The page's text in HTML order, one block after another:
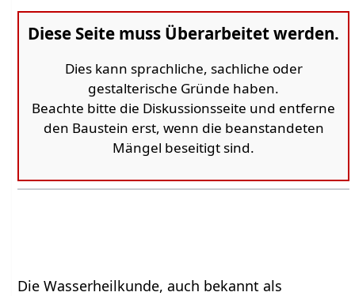
Diese Seite muss Überarbeitet werden.
Dies kann sprachliche, sachliche oder
gestalterische Gründe haben.
Beachte bitte die Diskussionsseite und entferne
den Baustein erst, wenn die beanstandeten
Mängel beseitigt sind.
Die Wasserheilkunde, auch bekannt als